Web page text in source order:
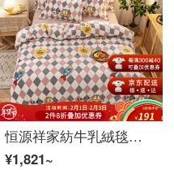
恒源祥家紡牛乳絨毯四点セット快適保温シーツセットダブルベッド用品セット漁趣（粉）1.5メートルベッド/布団カバー200*230 cm
¥1,821~